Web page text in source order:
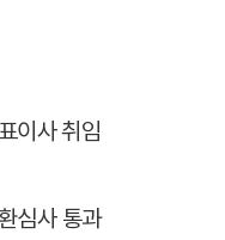
이사 취임
심사 통과